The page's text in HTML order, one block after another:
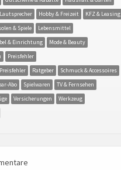
Hobby & Freizeit
KFZ & Leasing
& Spiele
Lebensmittel
& Einrichtung
Mode & Beauty
Preisfehler
Ratgeber
Schmuck & Accessoires
Abo Spielwaren
TV & Fernsehen
Versicherungen
Werkzeug